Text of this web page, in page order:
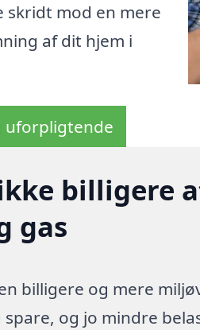
skridt mod en mere
af dit hjem i
uforpligtende
billigere
gas
billigere og mere
og jo mindre